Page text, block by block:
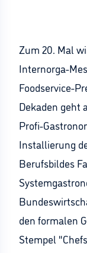
Zum 20. Mal
Internorga-
Foodservice-
Dekaden geht
Profi-
Installierung
Berufsbildes
den formalen
Stempel